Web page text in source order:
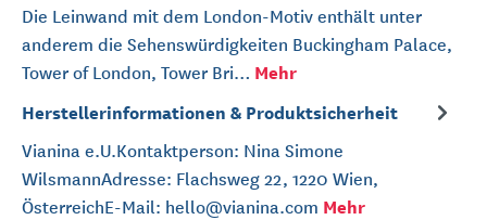
Die Leinwand mit dem London-Motiv enthält unter
anderem die Sehenswürdigkeiten Buckingham Palace,
Tower of London, Tower Bri… Mehr
Herstellerinformationen & Produktsicherheit
Vianina e.U.Kontaktperson: Nina Simone
WilsmannAdresse: Flachsweg 22, 1220 Wien,
ÖsterreichE-Mail: hello@vianina.com Mehr